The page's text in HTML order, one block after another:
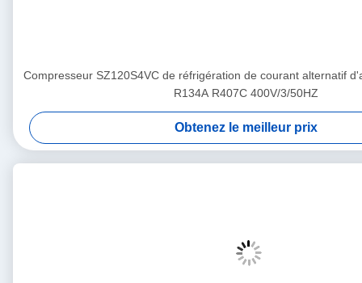
Compresseur SZ120S4VC de réfrigération de courant alternatif
R134A R407C 400V/3/50HZ
Obtenez le meilleur prix